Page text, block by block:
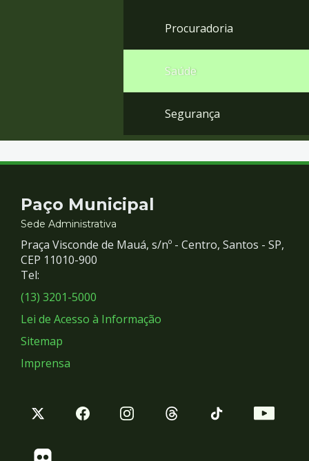
Procuradoria
Saúde
Segurança
Contato
e
Redes
Sociais
Paço Municipal
Sede Administrativa
Praça Visconde de Mauá, s/nº - Centro, Santos - SP,
CEP 11010-900
Tel:
(13) 3201-5000
Lei de Acesso à Informação
Sitemap
Imprensa